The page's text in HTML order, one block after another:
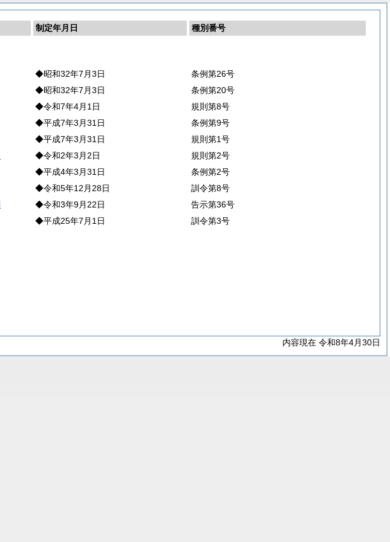
制定年月日
種別番号
◆昭和32年7月3日
条例第26号
◆昭和32年7月3日
条例第20号
◆令和7年4月1日
規則第8号
◆平成7年3月31日
条例第9号
◆平成7年3月31日
規則第1号
◆令和2年3月2日
規則第2号
◆平成4年3月31日
条例第2号
◆令和5年12月28日
訓令第8号
◆令和3年9月22日
告示第36号
◆平成25年7月1日 訓令第3号
内容現在 令和8年4月30日